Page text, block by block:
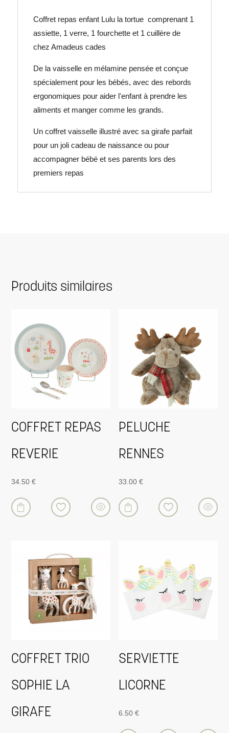
Coffret repas enfant Lulu la tortue comprenant 1
assiette, 1 verre, 1 fourchette et 1 cuillère de
chez Amadeus cades
De la vaisselle en mélamine pensée et conçue
spécialement pour les bébés, avec des rebords
ergonomiques pour aider l'enfant à prendre les
aliments et manger comme les grands.
Un coffret vaisselle illustré avec sa girafe parfait
pour un joli cadeau de naissance ou pour
accompagner bébé et ses parents lors des
premiers repas
Produits similaires
COFFRET REPAS
REVERIE
34.50€

PELUCHE
RENNES
33.00€

COFFRET TRIO
SOPHIE LA
GIRAFE
SERVIETTE
LICORNE
6.50€